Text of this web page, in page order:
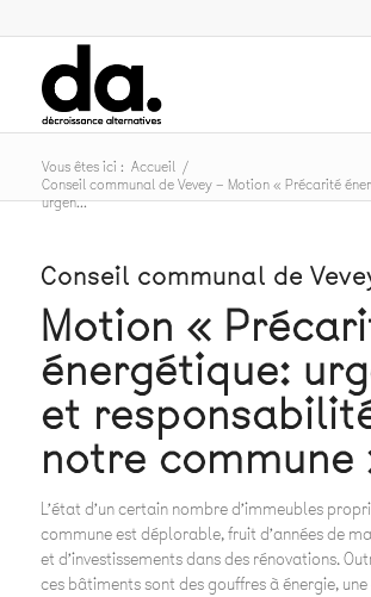
Vous êtes ici : Accueil /
Conseil communal de Vevey – Motion « Précarité
urgen...
Conseil communal de
Motion «
énergétique:
et
notre commune
L’état d’un certain nombre d’immeubles
commune est déplorable, fruit d’années de
et d’investissements dans des rénovations.
ces bâtiments sont des gouffres à énergie,